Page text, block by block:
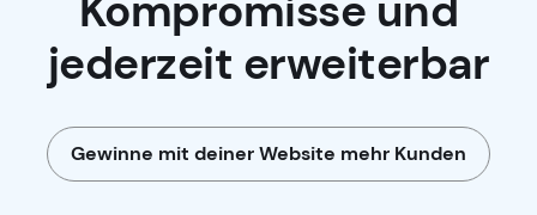
jederzeit erweiterbar
Gewinne mit deiner Website mehr Kunden